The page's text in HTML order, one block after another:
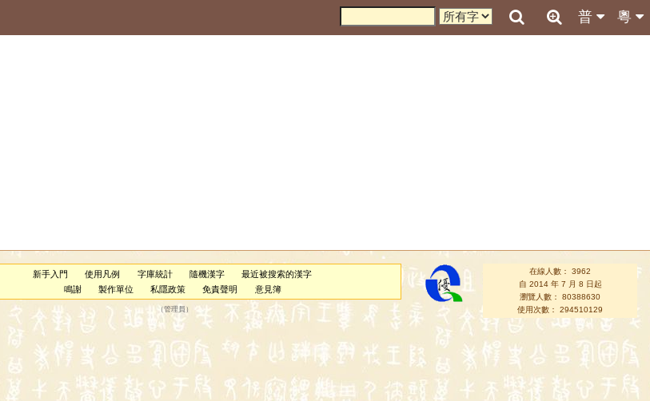
粵
普
新手入門 使用凡例 字庫統計 隨機漢字
最近被搜索的漢字
鳴謝
製作單位 私隱政策 免責聲明 意見簿
（管理員 ）
在線人數： 3962
自 2014 年 7 月 8 日起
瀏覽人數： 80388630
使用次數： 294510129